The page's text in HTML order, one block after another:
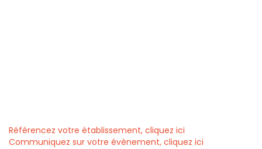
Référencez votre établissement, cliquez ici
Communiquez sur votre évènement, cliquez ici